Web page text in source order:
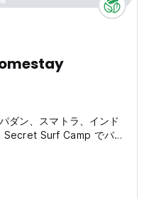
ン、スマトラ、インド
Secret Surf Camp でパダ
。波、自然、忘れられな
クパッカー、冒険家、自
キャンプは、熱帯のく